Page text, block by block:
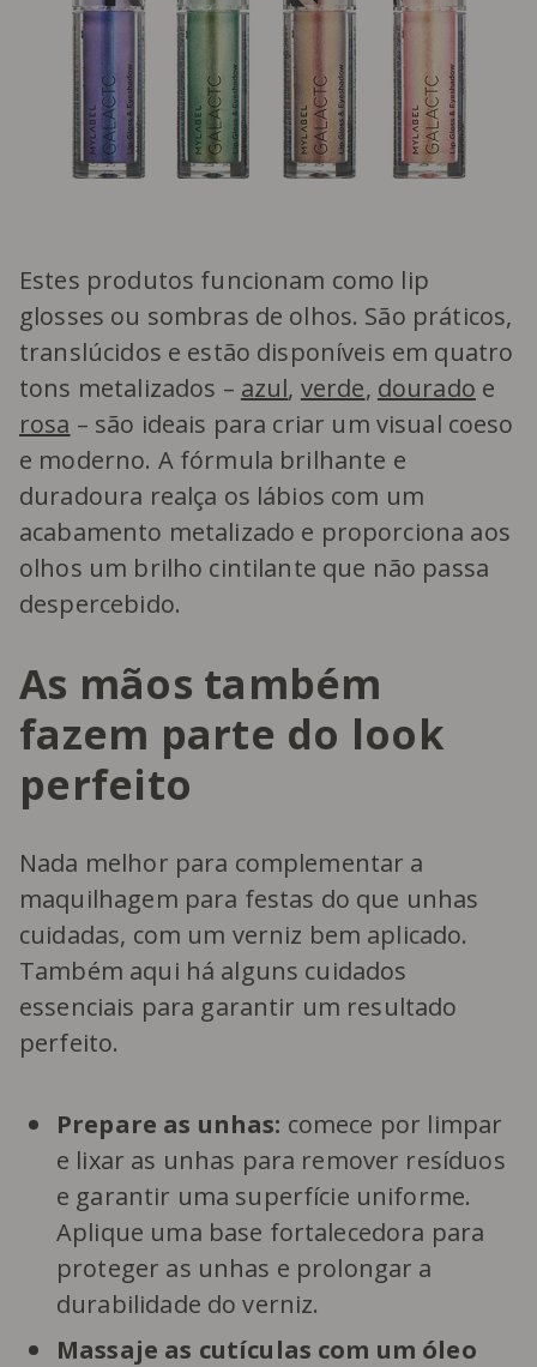
Estes produtos funcionam como lip
glosses ou sombras de olhos. São práticos,
translúcidos e estão disponíveis em quatro
tons metalizados – azul, verde, dourado e
rosa – são ideais para criar um visual coeso
e moderno. A fórmula brilhante e
duradoura realça os lábios com um
acabamento metalizado e proporciona aos
olhos um brilho cintilante que não passa
despercebido.
As mãos também
fazem parte do look
perfeito
Nada melhor para complementar a
maquilhagem para festas do que unhas
cuidadas, com um verniz bem aplicado.
Também aqui há alguns cuidados
essenciais para garantir um resultado
perfeito.
Prepare as unhas: comece por limpar
e lixar as unhas para remover resíduos
e garantir uma superfície uniforme.
Aplique uma base fortalecedora para
proteger as unhas e prolongar a
durabilidade do verniz.
Massaje as cutículas com um óleo